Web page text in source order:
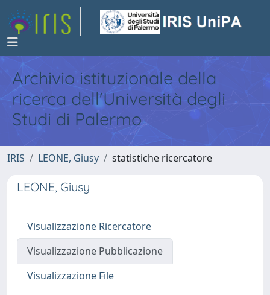
Archivio istituzionale della
ricerca dell'Università degli
Studi di Palermo
IRIS LEONE, Giusy statistiche ricercatore
LEONE, Giusy
Visualizzazione Ricercatore
Visualizzazione Pubblicazione
Visualizzazione File